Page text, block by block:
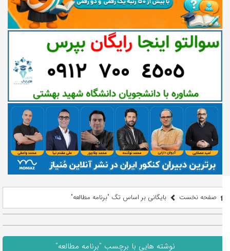
صفحه نخست بایگانی بر اساس تگ "برنامه مطالعه"
نوشته هایی با برچسب "برنامه مطالعه"